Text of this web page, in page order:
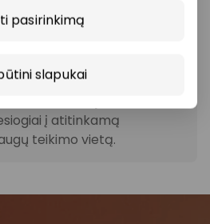
pasirinkimą
slapukai
ar paslaugų teikimo
su konkrečiomis
į atitinkamą
teikimo vietą.